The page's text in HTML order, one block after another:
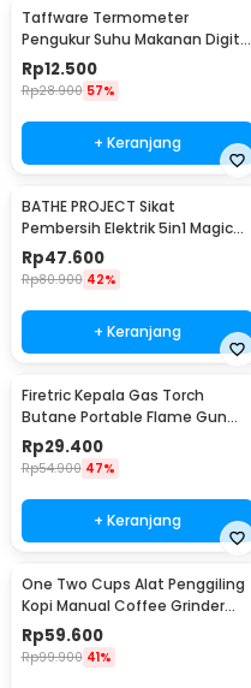
Taffware Termometer
Pengukur Suhu Makanan Digital
Daging Kopi Susu - TP101
Rp12.500
Rp28.900 57%
+ Keranjang
BATHE PROJECT Sikat
Pembersih Elektrik 5in1 Magic
Brush Rechargeable - WQ8110
Rp47.600
Rp80.900 42%
+ Keranjang
Firetric Kepala Gas Torch
Butane Portable Flame Gun
Adjustable - 807
Rp29.400
Rp54.900 47%
+ Keranjang
One Two Cups Alat Penggiling
Kopi Manual Coffee Grinder
Portable - WFCG9800
Rp59.600
Rp99.900 41%